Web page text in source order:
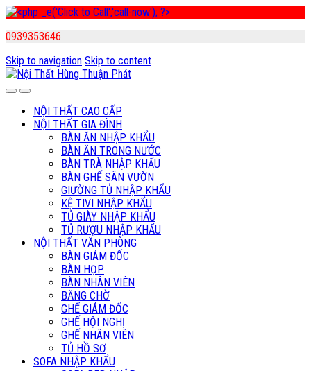
0939353646
Skip to navigation Skip to content
NỘI THẤT CAO CẤP
NỘI THẤT GIA ĐÌNH
BÀN ĂN NHẬP KHẨU
BÀN ĂN TRONG NƯỚC
BÀN TRÀ NHẬP KHẨU
BÀN GHẾ SÂN VƯỜN
GIƯỜNG TỦ NHẬP KHẨU
KỆ TIVI NHẬP KHẨU
TỦ GIÀY NHẬP KHẨU
TỦ RƯỢU NHẬP KHẨU
NỘI THẤT VĂN PHÒNG
BÀN GIÁM ĐỐC
BÀN HỌP
BÀN NHÂN VIÊN
BĂNG CHỜ
GHẾ GIÁM ĐỐC
GHẾ HỘI NGHỊ
GHẾ NHÂN VIÊN
TỦ HỒ SƠ
SOFA NHẬP KHẨU